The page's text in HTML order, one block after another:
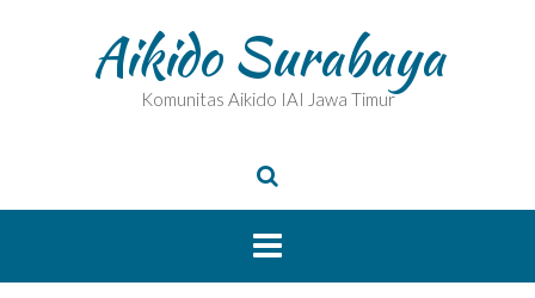
Aikido Surabaya
Komunitas Aikido IAI Jawa Timur